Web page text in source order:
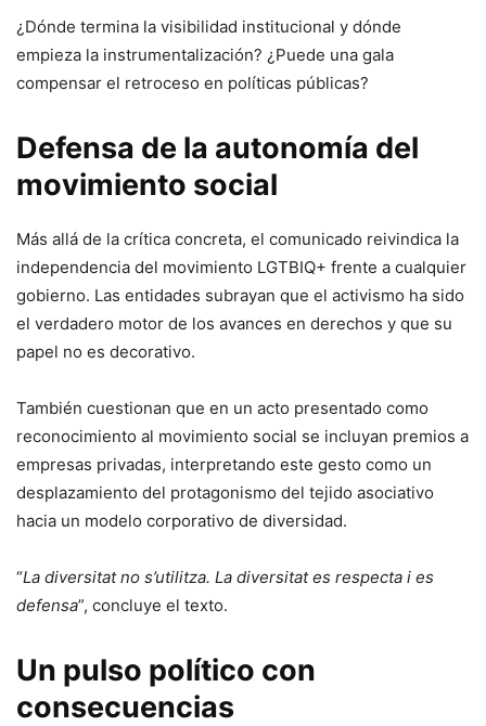
¿Dónde termina la visibilidad institucional y dónde
empieza la instrumentalización? ¿Puede una gala
compensar el retroceso en políticas públicas?
Defensa de la autonomía del
movimiento social
Más allá de la crítica concreta, el comunicado reivindica la
independencia del movimiento LGTBIQ+ frente a cualquier
gobierno. Las entidades subrayan que el activismo ha sido
el verdadero motor de los avances en derechos y que su
papel no es decorativo.
También cuestionan que en un acto presentado como
reconocimiento al movimiento social se incluyan premios a
empresas privadas, interpretando este gesto como un
desplazamiento del protagonismo del tejido asociativo
hacia un modelo corporativo de diversidad.
“La diversitat no s’utilitza. La diversitat es respecta i es
defensa”, concluye el texto.
Un pulso político con
consecuencias